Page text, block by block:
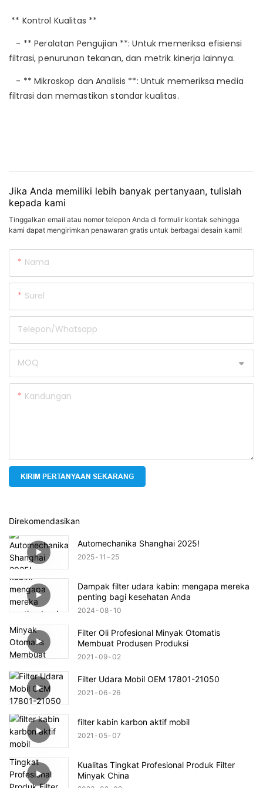
** Kontrol Kualitas **
- ** Peralatan Pengujian **: Untuk memeriksa efisiensi
filtrasi, penurunan tekanan, dan metrik kinerja lainnya.
- ** Mikroskop dan Analisis **: Untuk memeriksa media
filtrasi dan memastikan standar kualitas.
Jika Anda memiliki lebih banyak pertanyaan, tulislah
kepada kami
Tinggalkan email atau nomor telepon Anda di formulir kontak sehingga
kami dapat mengirimkan penawaran gratis untuk berbagai desain kami!
Nama
Surel
Telepon/whatsapp
MOQ
Kandungan
KIRIM PERTANYAAN SEKARANG
Direkomendasikan
Automechanika Shanghai 2025!
2025 11 25
Dampak filter udara kabin: mengapa mereka
penting bagi kesehatan Anda
2024 08 10
Filter Oli Profesional Minyak Otomatis
Membuat Produsen Produksi
2021 09 02
Filter Udara Mobil OEM 17801-21050
2021 06 26
filter kabin karbon aktif mobil
2021 05 07
Kualitas Tingkat Profesional Produk Filter
Minyak China